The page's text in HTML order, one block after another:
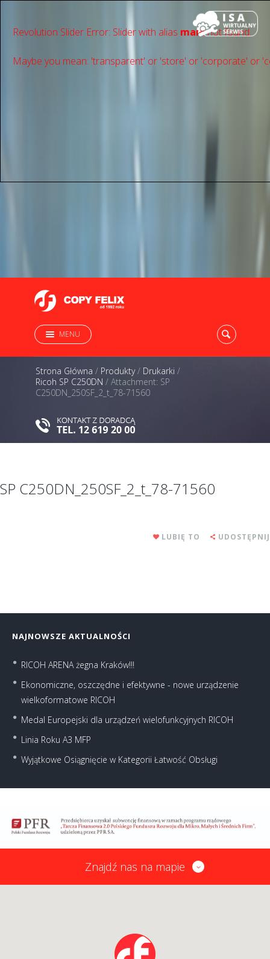
Revolution Slider Error: Slider with alias mainnot found.
Maybe you mean: 'transparent' or 'store' or 'сorporate' or
MENU
Strona Główna / Produkty/ Drukarki /
Ricoh SP C250DN / Attachment: SP
C250DN_250SF_2_t_78-71560
SP C250DN_250SF_2_t_78-71560
LUBIĘ TO UDOSTĘPNIJ
NAJNOWSZE AKTUALNOŚCI
RICOH ARENA żegna Kraków!!!
Ekonomiczne, oszczędne i efektywne - nowe urządzenie
wielkoformatowe RICOH
Medal Europejski dla urządzeń wielofunkcyjnych RICOH
Linia Roku A3 MFP
Wyjątkowe Osiągnięcie w Kategorii Łatwość Obsługi
Znajdź nas na mapie